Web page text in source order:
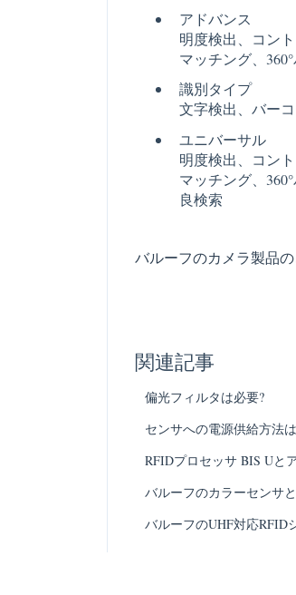
アドバンス
明度検出、コン
マッチング、
識別タイプ
文字検出、バー
ユニバーサル
明度検出、コン
マッチング、
良検索
バルーフのカメラ製品
関連記事
偏光フィルタは必要?
センサへの電源供給方法
RFIDプロセッサ BIS Uと
バルーフのカラーセンサ
バルーフのUHF対応RFID